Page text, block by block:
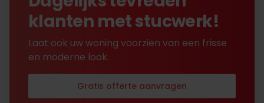
klanten met stucwerk!
Laat ook uw woning voorzien van een frisse
en moderne look.
Gratis offerte aanvragen